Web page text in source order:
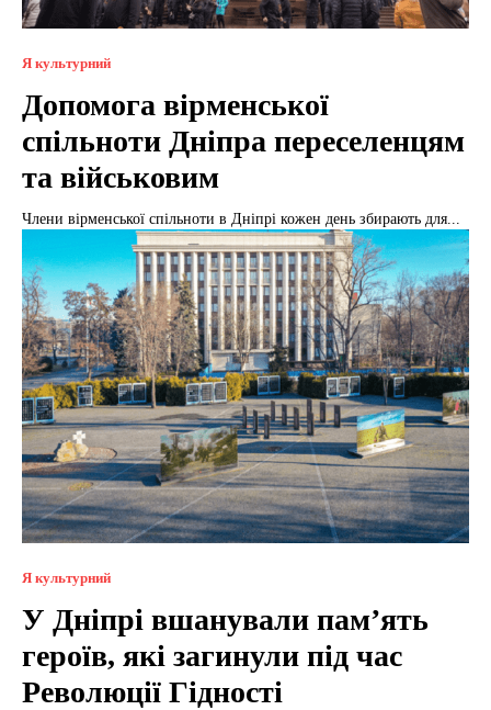
Я культурний
Допомога вірменської
спільноти Дніпра переселенцям
та військовим
Члени вірменської спільноти в Дніпрі кожен день збирають для...
Я культурний
У Дніпрі вшанували пам’ять
героїв, які загинули під час
Революції Гідності